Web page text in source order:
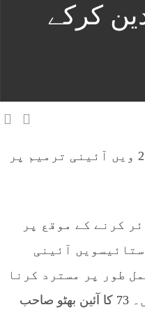
دین کرکے
اسلام آباد(اویس الحق سے)پی ٹی آئی رہنما اسد قیصر نے کہا ہے کہ پیپلز پارٹی 27 ویں آئینی ترمیم پر
کرنے کے موقع پر
آئینی
طور پر مسترد کرنا
چاہیے۔ بلاول کے نانا اور والدہ کی جمہوریت کے لیے بہت خدمات ہیں۔ 73 کا آئین بھٹو صاحب